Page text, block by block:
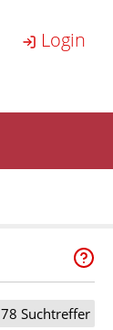
Login
78 Suchtreffer